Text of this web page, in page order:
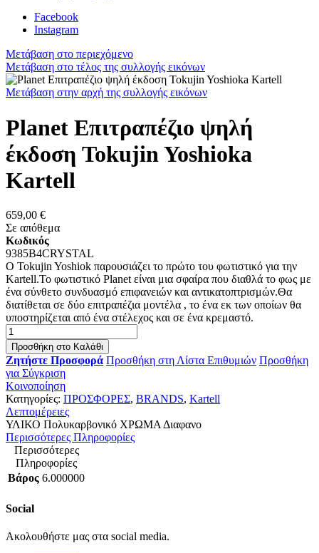
Facebook
Instagram
Μετάβαση στο περιεχόμενο
Μετάβαση στο τέλος της συλλογής εικόνων
Μετάβαση στην αρχή της συλλογής εικόνων
Planet Επιτραπέζιο ψηλή
έκδοση Tokujin Yoshioka
Kartell
659,00 €
Σε απόθεμα
Κωδικός
9385B4CRYSTAL
O Tokujin Yoshiok παρουσιάζει το πρώτο του φωτιστικό για την
Kartell.Το φωτιστικό Planet είναι μια σφαίρα που διαθλά το φως με
ένα σύνθετο συνδυασμό επιφανειών και αντικατοπτρισμών.Θα
διατίθεται σε δύο επιτραπέζια μοντέλα , το ένα εκ των οποίων θα
υποστηρίζεται από ένα στέλεχος και σε ένα κρεμαστό.
Προσθήκη στο Καλάθι
Ζητήστε Προσφορά Προσθήκη στη Λίστα Επιθυμιών Προσθήκη
για Σύγκριση
Κοινοποίηση
Κατηγορίες: ΠΡΟΣΦΟΡΕΣ, BRANDS, Kartell
Λεπτομέρειες
ΥΛΙΚΟ Πολυκαρβονικό ΧΡΩΜΑ Διαφανο
Περισσότερες Πληροφορίες
Περισσότερες
Πληροφορίες
Βάρος 6.000000
Social
Ακολουθήστε μας στα social media.